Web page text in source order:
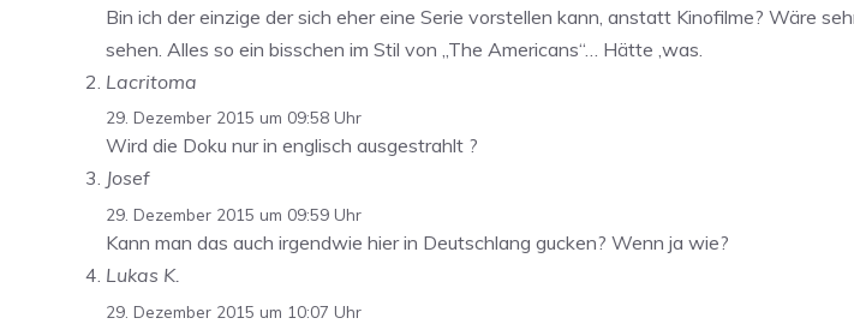
Bin ich der einzige der sich eher eine Serie vorstellen kann, anstatt Kinofilme? Wäre
sehen. Alles so ein bisschen im Stil von „The Americans“… Hätte ‚was.
Lacritoma
29. Dezember 2015 um 09:58 Uhr
Wird die Doku nur in englisch ausgestrahlt ?
Josef
29. Dezember 2015 um 09:59 Uhr
Kann man das auch irgendwie hier in Deutschlang gucken? Wenn ja wie?
Lukas K.
29. Dezember 2015 um 10:07 Uhr